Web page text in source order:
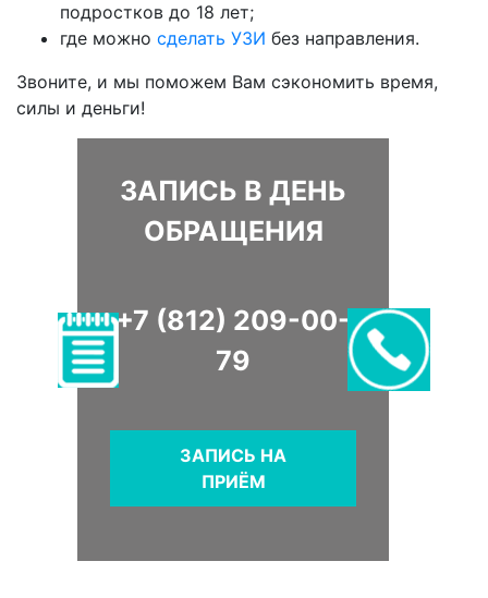
подростков до 18 лет;
где можно сделать УЗИ без направления.
Звоните, и мы поможем Вам сэкономить время,
силы и деньги!
ЗАПИСЬ В ДЕНЬ
ОБРАЩЕНИЯ
+7 (812) 209-00-
79
ЗАПИСЬ НА
ПРИЁМ